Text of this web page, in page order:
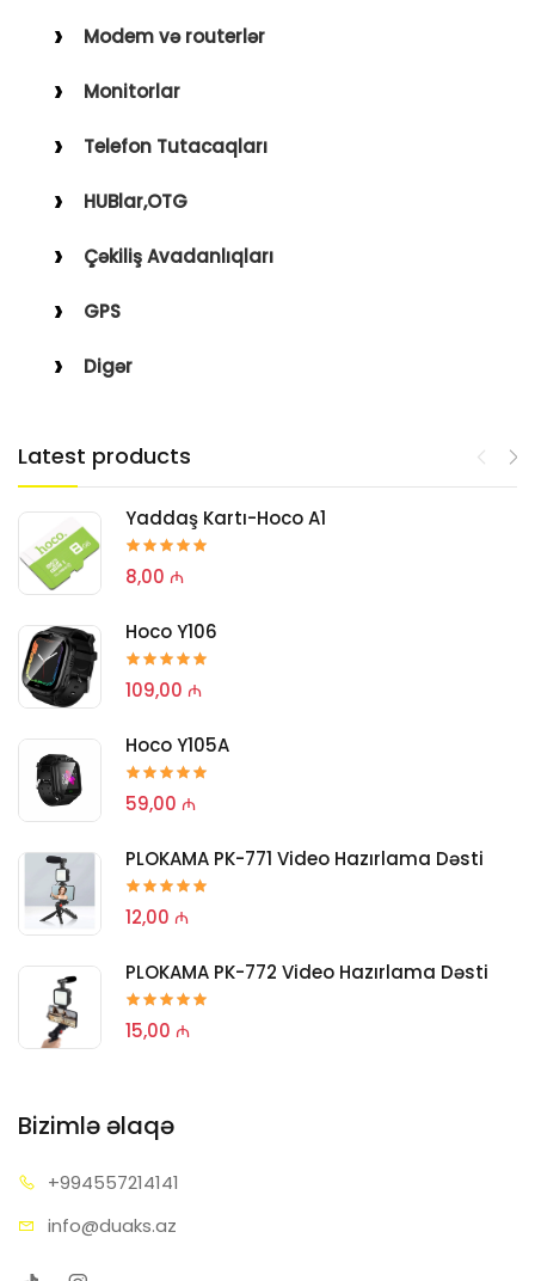
Modem və routerlər
Monitorlar
Telefon Tutacaqları
HUBlar,OTG
Çəkiliş Avadanlıqları
GPS
Digər
Latest products
Yaddaş Kartı-Hoco A1
8,00 ₼
Hoco Y106
109,00 ₼
Hoco Y105A
59,00 ₼
PLOKAMA PK-771 Video Hazırlama Dəsti
12,00 ₼
PLOKAMA PK-772 Video Hazırlama Dəsti
15,00 ₼
Bizimlə əlaqə
+994557214141
info@duaks.az